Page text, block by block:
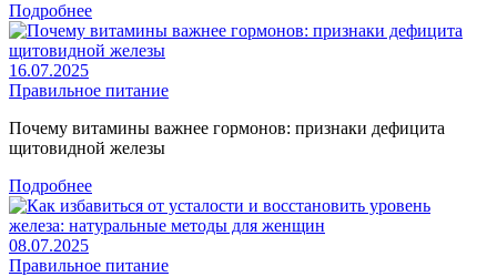
Подробнее
16.07.2025
Правильное питание
Почему витамины важнее гормонов: признаки дефицита
щитовидной железы
Подробнее
08.07.2025
Правильное питание